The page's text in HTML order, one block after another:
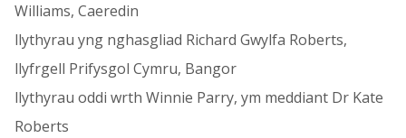
Williams, Caeredin
llythyrau yng nghasgliad Richard Gwylfa Roberts,
llyfrgell Prifysgol Cymru, Bangor
llythyrau oddi wrth Winnie Parry, ym meddiant Dr Kate
Roberts